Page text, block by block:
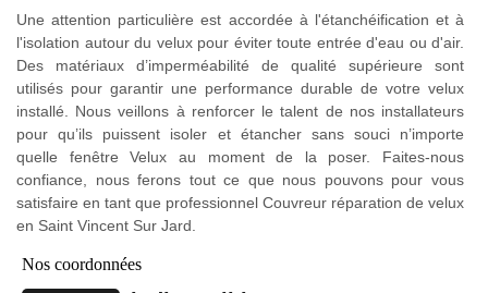
Une attention particulière est accordée à l'étanchéification et à
l'isolation autour du velux pour éviter toute entrée d'eau ou d'air.
Des matériaux d’imperméabilité de qualité supérieure sont
utilisés pour garantir une performance durable de votre velux
installé. Nous veillons à renforcer le talent de nos installateurs
pour qu’ils puissent isoler et étancher sans souci n’importe
quelle fenêtre Velux au moment de la poser. Faites-nous
confiance, nous ferons tout ce que nous pouvons pour vous
satisfaire en tant que professionnel Couvreur réparation de velux
en Saint Vincent Sur Jard.
Nos coordonnées